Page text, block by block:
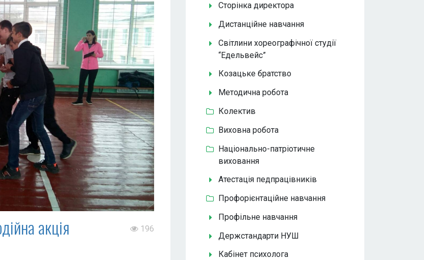
акція 196
Сторінка директора
Дистанційне навчання
Світлини хореографічної студії
“Едельвейс”
Козацьке братство
Методична робота
Колектив
Виховна робота
Національно-патріотичне
виховання
Атестація педпрацівників
Профорієнтаційне навчання
Профільне навчання
Держстандарти НУШ
Кабінет психолога